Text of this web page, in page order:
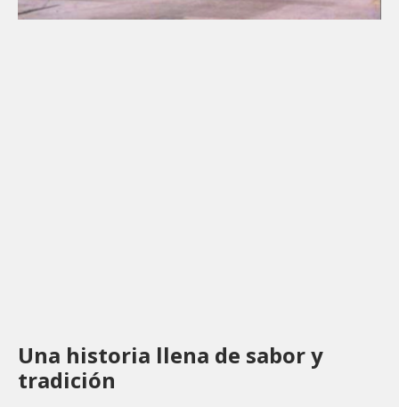
Una historia llena de sabor y
tradición